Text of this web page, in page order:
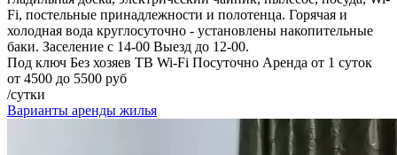
Fi, постельные принадлежности и полотенца. Горячая и
холодная вода круглосуточно - установлены накопительные
баки. Заселение с 14-00 Выезд до 12-00.
Под ключ Без хозяев ТВ Wi-Fi Посуточно Аренда от 1 суток
от 4500 до 5500 руб
/сутки
Варианты аренды жилья